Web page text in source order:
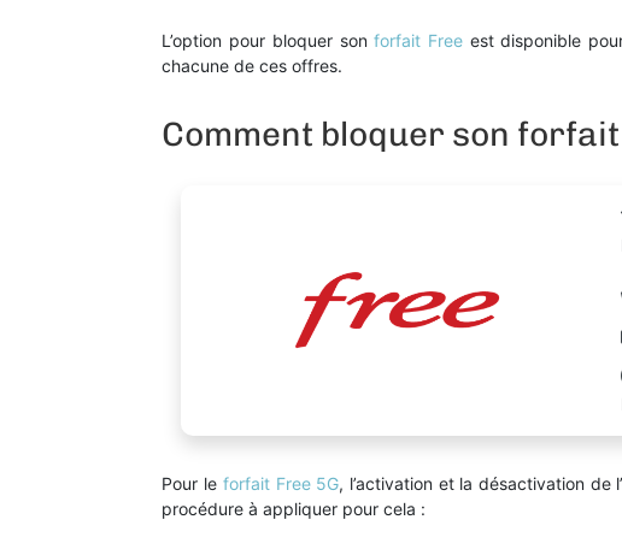
L’option pour bloquer sonforfait Freeest disponible
chacune de ces offres.
Comment bloquer son forfait
Pour le forfait Free 5G, l’activation et la désactivation de
procédure à appliquer pour cela :